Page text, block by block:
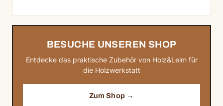
BESUCHE UNSEREN SHOP
Entdecke das praktische Zubehör von Holz&Leim für
die Holzwerkstatt
Zum Shop →